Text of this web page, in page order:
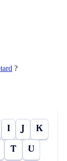
?
I J K
T U